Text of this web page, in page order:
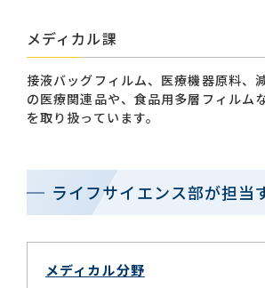
メディカル課
接液バッグフィルム、医療機器原料、
の医療関連品や、食品用多層フィルム
を取り扱っています。
ライフサイエンス部が担当
メディカル分野